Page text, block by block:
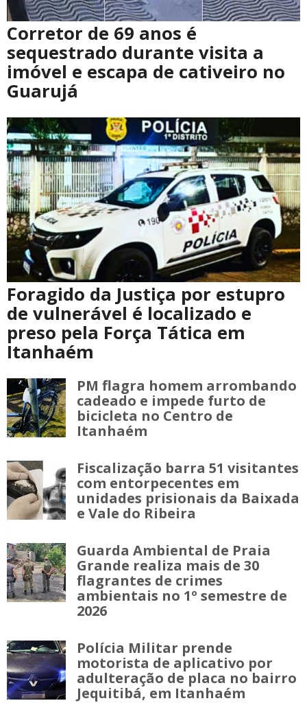
Corretor de 69 anos é
sequestrado durante visita a
imóvel e escapa de cativeiro no
Guarujá
Foragido da Justiça por estupro
de vulnerável é localizado e
preso pela Força Tática em
Itanhaém
PM flagra homem arrombando
cadeado e impede furto de
bicicleta no Centro de
Itanhaém
Fiscalização barra 51 visitantes
com entorpecentes em
unidades prisionais da Baixada
e Vale do Ribeira
Guarda Ambiental de Praia
Grande realiza mais de 30
flagrantes de crimes
ambientais no 1º semestre de
2026
Polícia Militar prende
motorista de aplicativo por
adulteração de placa no bairro
Jequitibá, em Itanhaém